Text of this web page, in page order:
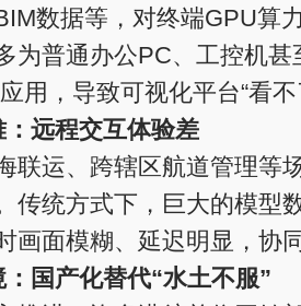
数据等，对终端GPU算
为普通办公PC、工控机
用，导致可视化平台“看
： 远程交互体验差
联运、跨辖区航道管理等
传统方式下，巨大的模型
画面模糊、延迟明显，协
： 国产化替代“水土不服”